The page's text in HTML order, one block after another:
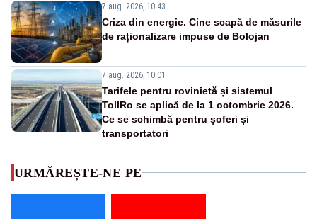
7 aug. 2026, 10:43
Criza din energie. Cine scapă de măsurile
de raționalizare impuse de Bolojan
7 aug. 2026, 10:01
Tarifele pentru rovinietă și sistemul
TollRo se aplică de la 1 octombrie 2026.
Ce se schimbă pentru șoferi și
transportatori
URMĂREȘTE-NE PE